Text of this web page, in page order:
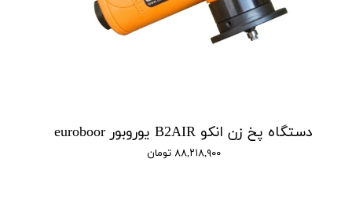
دستگاه پخ زن انکو B2AIR یوروبور euroboor
۸۸,۲۱۸,۹۰۰ تومان